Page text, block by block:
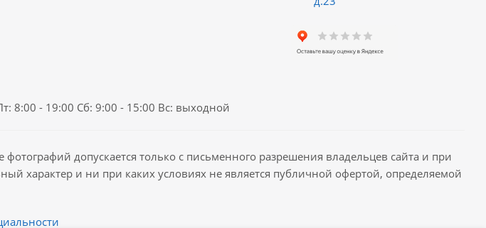
8:00 - 19:00 Сб: 9:00 - 15:00 Вс: выходной
допускается только с письменного разрешения владельцев сайта и при
характер и ни при каких условиях не является публичной офертой, определяемой